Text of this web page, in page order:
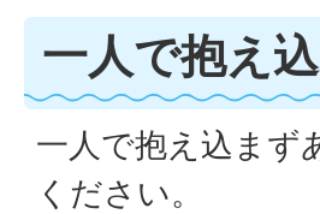
一人で抱え
一人で抱え込まず
ください。